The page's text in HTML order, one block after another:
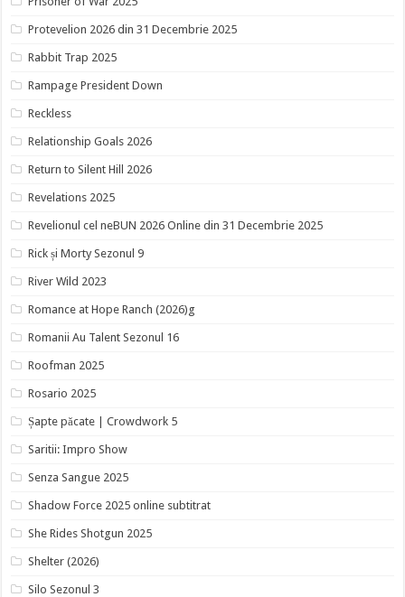
Protevelion 2026 din 31 Decembrie 2025
Rabbit Trap 2025
Rampage President Down
Reckless
Relationship Goals 2026
Return to Silent Hill 2026
Revelations 2025
Revelionul cel neBUN 2026 Online din 31 Decembrie 2025
Rick și Morty Sezonul 9
River Wild 2023
Romance at Hope Ranch (2026)g
Romanii Au Talent Sezonul 16
Roofman 2025
Rosario 2025
Șapte păcate | Crowdwork 5
Saritii: Impro Show
Senza Sangue 2025
Shadow Force 2025 online subtitrat
She Rides Shotgun 2025
Shelter (2026)
Silo Sezonul 3